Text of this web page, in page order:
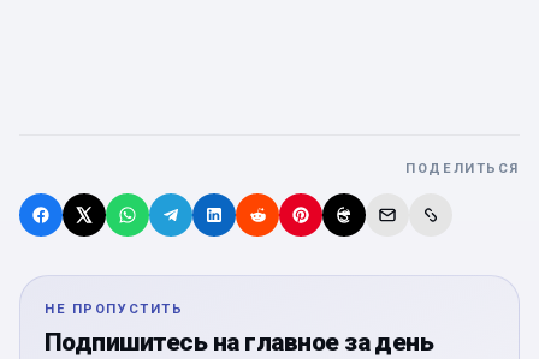
ПОДЕЛИТЬСЯ
НЕ ПРОПУСТИТЬ
Подпишитесь на главное за день